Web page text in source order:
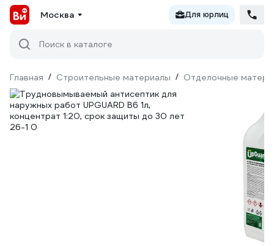
Москва Для юрлиц
Поиск в каталоге
Главная / Строительные материалы / Отделочные